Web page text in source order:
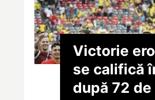
Victorie
se califică
după 72 de